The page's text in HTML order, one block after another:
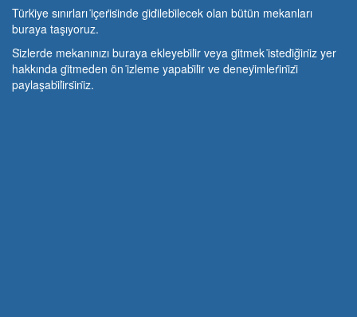
Türki̇ye sınırları i̇çeri̇si̇nde gi̇di̇lebi̇lecek olan bütün mekanları
buraya taşıyoruz.
Si̇zlerde mekanınızı buraya ekleyebi̇li̇r veya gi̇tmek i̇stedi̇ği̇ni̇z yer
hakkında gi̇tmeden ön i̇zleme yapabi̇li̇r ve deneyi̇mleri̇ni̇zi̇
paylaşabi̇li̇rsi̇ni̇z.